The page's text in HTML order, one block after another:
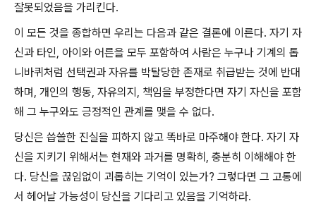
잘못되었음을 가리킨다.
이 모든 것을 종합하면 우리는 다음과 같은 결론에 이른다. 자기 자
신과 타인, 아이와 어른을 모두 포함하여 사람은 누구나 기계의 톱
니바퀴처럼 선택권과 자유를 박탈당한 존재로 취급받는 것에 반대
하며, 개인의 행동, 자유의지, 책임을 부정한다면 자기 자신을 포함
해 그 누구와도 긍정적인 관계를 맺을 수 없다.
당신은 씁쓸한 진실을 피하지 않고 똑바로 마주해야 한다. 자기 자
신을 지키기 위해서는 현재와 과거를 명확히, 충분히 이해해야 한
다. 당신을 끊임없이 괴롭히는 기억이 있는가? 그렇다면 그 고통에
서 헤어날 가능성이 당신을 기다리고 있음을 기억하라.